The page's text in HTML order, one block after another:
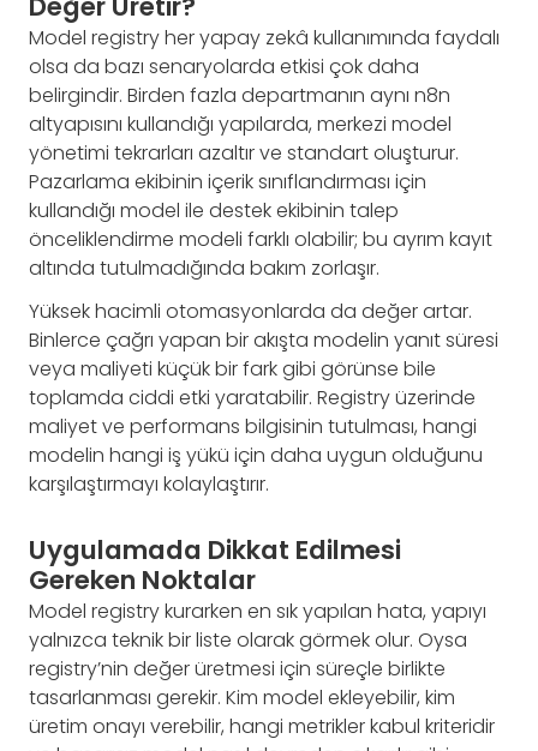
Model registry her yapay zekâ kullanımında faydalı
olsa da bazı senaryolarda etkisi çok daha
belirgindir. Birden fazla departmanın aynı n8n
altyapısını kullandığı yapılarda, merkezi model
yönetimi tekrarları azaltır ve standart oluşturur.
Pazarlama ekibinin içerik sınıflandırması için
kullandığı model ile destek ekibinin talep
önceliklendirme modeli farklı olabilir; bu ayrım kayıt
altında tutulmadığında bakım zorlaşır.
Yüksek hacimli otomasyonlarda da değer artar.
Binlerce çağrı yapan bir akışta modelin yanıt süresi
veya maliyeti küçük bir fark gibi görünse bile
toplamda ciddi etki yaratabilir. Registry üzerinde
maliyet ve performans bilgisinin tutulması, hangi
modelin hangi iş yükü için daha uygun olduğunu
karşılaştırmayı kolaylaştırır.
Uygulamada Dikkat Edilmesi
Gereken Noktalar
Model registry kurarken en sık yapılan hata, yapıyı
yalnızca teknik bir liste olarak görmek olur. Oysa
registry’nin değer üretmesi için süreçle birlikte
tasarlanması gerekir. Kim model ekleyebilir, kim
üretim onayı verebilir, hangi metrikler kabul kriteridir